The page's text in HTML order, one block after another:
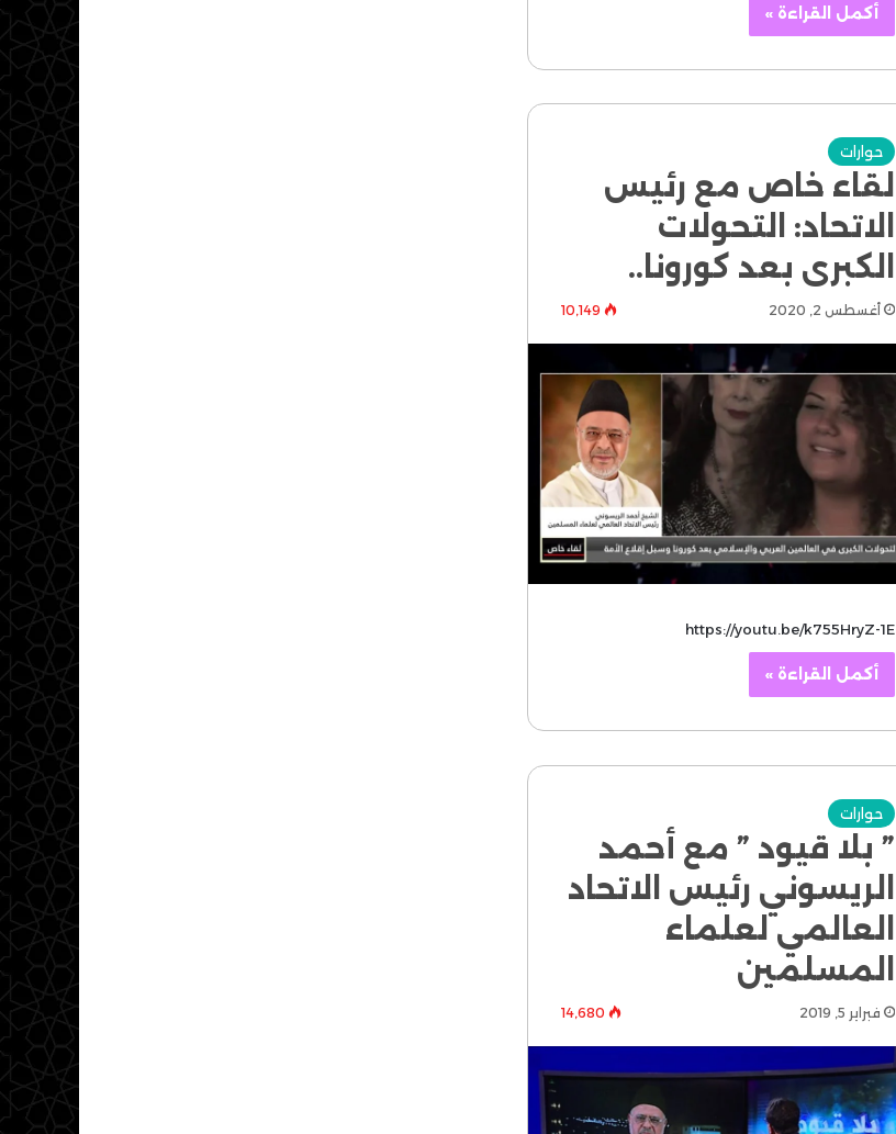
أكمل القراءة »
حوارات
لقاء خاص مع رئيس
الاتحاد: التحولات
الكبرى بعد كورونا..
أغسطس 2, 2020 10٬149
https://youtu.be/k755HryZ-1E
أكمل القراءة »
حوارات
” بلا قيود ” مع أحمد
الريسوني رئيس الاتحاد
العالمي لعلماء
المسلمين
فبراير 5, 2019 14٬680